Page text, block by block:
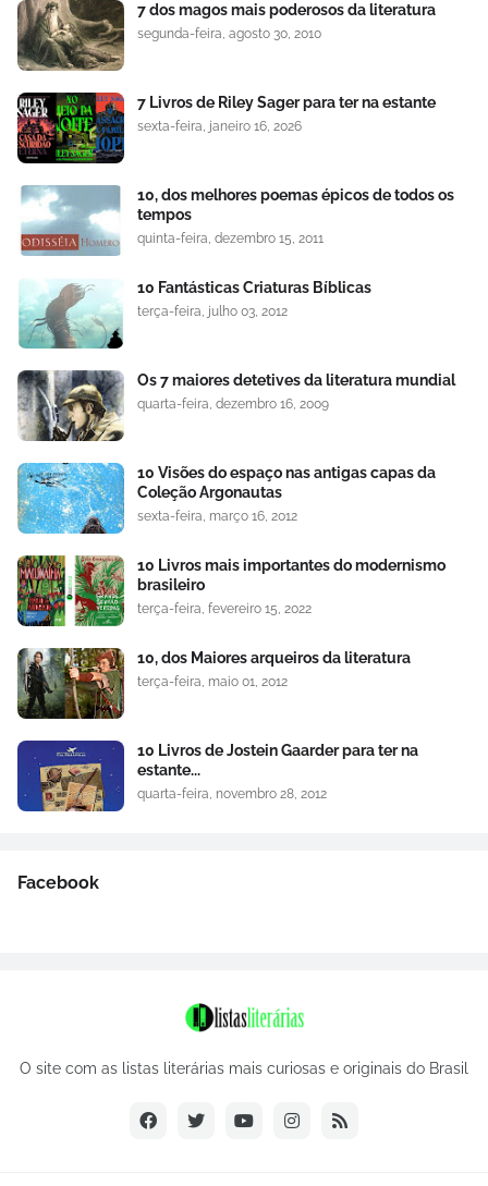
7 dos magos mais poderosos da literatura
segunda-feira, agosto 30, 2010
7 Livros de Riley Sager para ter na estante
sexta-feira, janeiro 16, 2026
10, dos melhores poemas épicos de todos os
tempos
quinta-feira, dezembro 15, 2011
10 Fantásticas Criaturas Bíblicas
terça-feira, julho 03, 2012
Os 7 maiores detetives da literatura mundial
quarta-feira, dezembro 16, 2009
10 Visões do espaço nas antigas capas da
Coleção Argonautas
sexta-feira, março 16, 2012
10 Livros mais importantes do modernismo
brasileiro
terça-feira, fevereiro 15, 2022
10, dos Maiores arqueiros da literatura
terça-feira, maio 01, 2012
10 Livros de Jostein Gaarder para ter na
estante...
quarta-feira, novembro 28, 2012
Facebook
O site com as listas literárias mais curiosas e originais do Brasil